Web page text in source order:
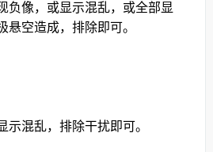
像，或显示混乱，或全部显
悬空造成，排除即可。
示混乱，排除干扰即可。